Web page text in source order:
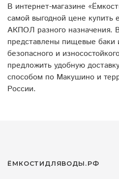
В интернет-магазине
самой выгодной цене купить
АКПОЛ разного назначения.
представлены пищевые баки
безопасного и
предложить удобную
способом по Макушино и
России.
ЁМКОСТИДЛЯВОДЫ.РФ